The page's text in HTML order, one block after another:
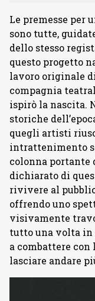
Le premesse per
sono tutte,
dello stesso
questo progetto
lavoro originale
compagnia
ispirò la nascita.
storiche
quegli artisti
intrattenimento
colonna portante
dichiarato di
rivivere al
offrendo uno
visivamente
tutto una volta in
a combattere
lasciare andare